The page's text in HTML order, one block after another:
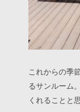
これからの季
るサンルーム
くれることと